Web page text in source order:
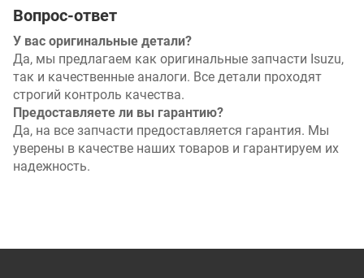
E02001111090BC27
опережения
впрыска топлива
E0200-1111090B-
C27
YUCHAI
Вопрос-ответ
У вас оригинальные детали?
Да, мы предлагаем как оригинальные запчасти Isuzu,
так и качественные аналоги. Все детали проходят
строгий контроль качества.
Предоставляете ли вы гарантию?
Да, на все запчасти предоставляется гарантия. Мы
уверены в качестве наших товаров и гарантируем их
надежность.